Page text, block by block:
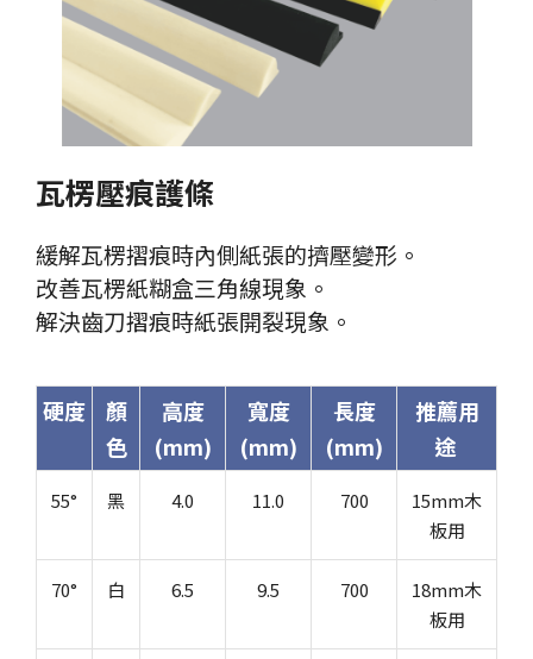
瓦楞壓痕護條
緩解瓦楞摺痕時內側紙張的擠壓變形。
改善瓦楞紙糊盒三角線現象。
解決齒刀摺痕時紙張開裂現象。
硬度
顏
色
高度
(mm)
寬度
(mm)
長度
(mm)
推薦用
途
55° 黑 4.0 11.0 700
15mm木
板用
70° 白 6.5 9.5 700
18mm木
板用